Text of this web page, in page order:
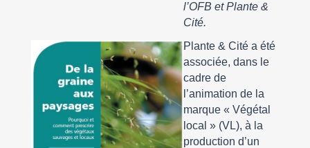
l’OFB et Plante &
Cité.
Plante & Cité a été
associée, dans le
cadre de
l’animation de la
marque « Végétal
local » (VL), à la
production d’un